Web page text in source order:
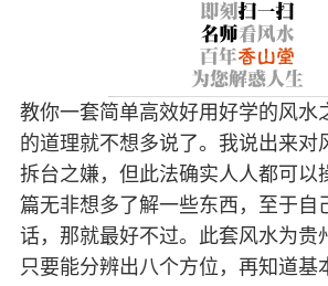
教你一套简单高效好用好学的风水
的道理就不想多说了。我说出来对
拆台之嫌，但此法确实人人都可以
篇无非想多了解一些东西，至于自
话，那就最好不过。此套风水为贵
只要能分辨出八个方位，再知道基